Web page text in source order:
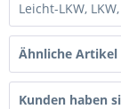
Leicht-LKW,
Ähnliche Artikel
Kunden haben